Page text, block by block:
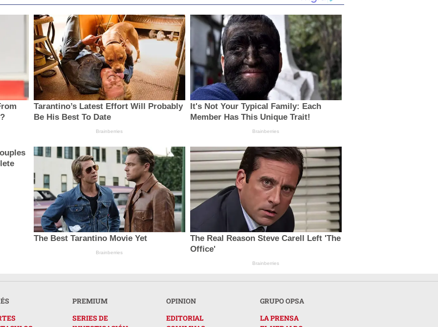
Tarantino’s Latest Effort Will Probably
Be His Best To Date
Brainberries
It's Not Your Typical Family: Each
Member Has This Unique Trait!
Brainberries
The Best Tarantino Movie Yet
Brainberries
The Real Reason Steve Carell Left 'The
Office'
Brainberries
PREMIUM
SERIES DE
OPINION
EDITORIAL
GRUPO OPSA
LA PRENSA